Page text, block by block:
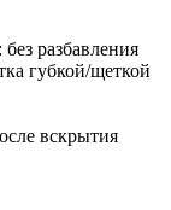
разбавления
губкой/щеткой
вскрытия